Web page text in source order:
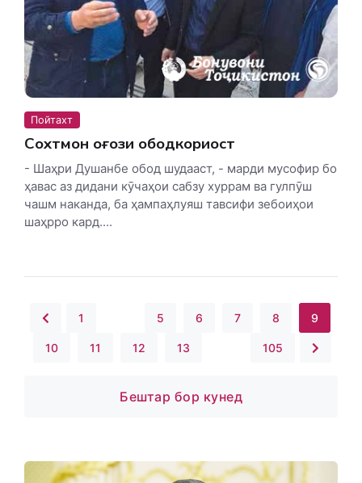
Пойтахт
Сохтмон оғози ободкориҳост
- Шаҳри Душанбе обод шудааст, - марди мусофир бо
ҳавас аз дидани кӯчаҳои сабзу хуррам ва гулпӯш
чашм наканда, ба ҳампаҳлуяш тавсифи зебоиҳои
шаҳрро кард....
1 5 6 7 8 9
10 11 12 13 105
Бештар бор кунед